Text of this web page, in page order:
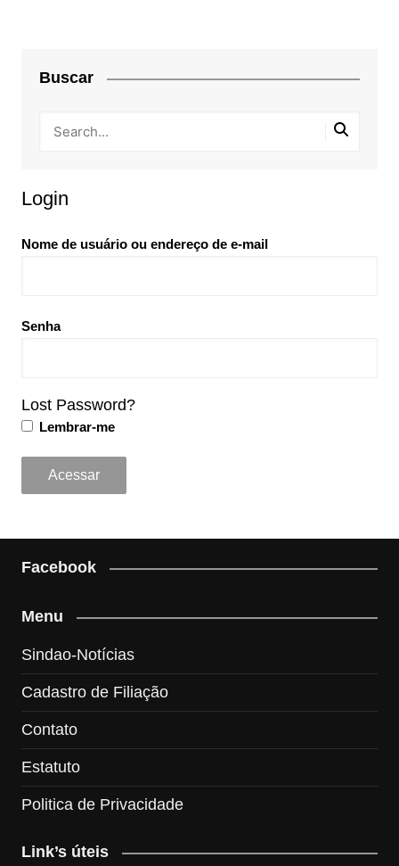
Buscar
Login
Nome de usuário ou endereço de e-mail
Senha
Lost Password?
Lembrar-me
Facebook
Menu
Sindao-Notícias
Cadastro de Filiação
Contato
Estatuto
Politica de Privacidade
Link’s úteis